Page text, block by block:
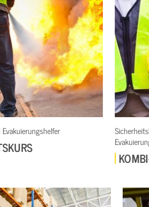
Sicherheitsbeauftragter und Brandschutz-&
Evakuierungshelfer
KOMBI-KURS